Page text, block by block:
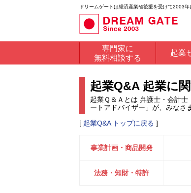
ドリームゲートは経済産業省後援を受けて2003
専門家に
無料相談する
起業
起業Q&A 起業に
起業Ｑ＆Ａとは 弁護士・会計
ートアドバイザー」が、みなさ
[ 起業Q&A トップに戻る ]
事業計画・商品開発
法務・知財・特許